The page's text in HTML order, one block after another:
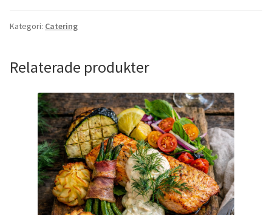
Kategori: Catering
Relaterade produkter